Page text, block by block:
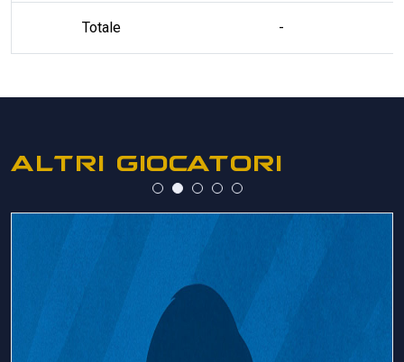
Totale -
ALTRI GIOCATORI